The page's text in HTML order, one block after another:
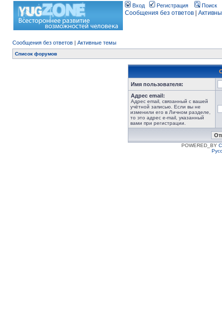
Вход Регистрация Поиск
Сообщения без ответов
Сообщения без ответов | Активные темы
Список форумов
Имя пользователя:
Адрес email:
Адрес email, связанный с вашей
учётной записью. Если вы не
изменили его в Личном разделе,
то это адрес e-mail, указанный
вами при регистрации.
POWERED_BY